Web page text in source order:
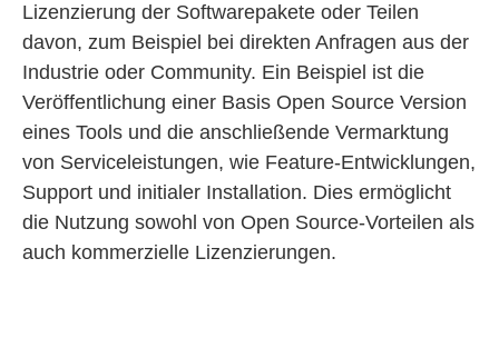
Lizenzierung der Softwarepakete oder Teilen
davon, zum Beispiel bei direkten Anfragen aus der
Industrie oder Community. Ein Beispiel ist die
Veröffentlichung einer Basis Open Source Version
eines Tools und die anschließende Vermarktung
von Serviceleistungen, wie Feature-Entwicklungen,
Support und initialer Installation. Dies ermöglicht
die Nutzung sowohl von Open Source-Vorteilen als
auch kommerzielle Lizenzierungen.